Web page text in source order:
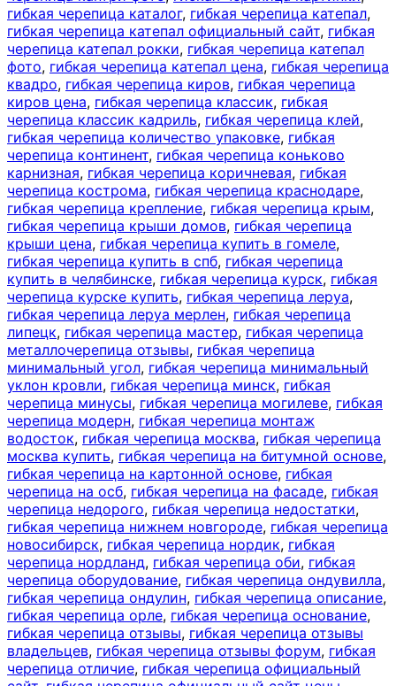
гибкая черепица каталог, гибкая черепица катепал,
гибкая черепица катепал официальный сайт, гибкая
черепица катепал рокки, гибкая черепица катепал
фото, гибкая черепица катепал цена, гибкая черепица
квадро, гибкая черепица киров, гибкая черепица
киров цена, гибкая черепица классик, гибкая
черепица классик кадриль, гибкая черепица клей,
гибкая черепица количество упаковке, гибкая
черепица континент, гибкая черепица коньково
карнизная, гибкая черепица коричневая, гибкая
черепица кострома, гибкая черепица краснодаре,
гибкая черепица крепление, гибкая черепица крым,
гибкая черепица крыши домов, гибкая черепица
крыши цена, гибкая черепица купить в гомеле,
гибкая черепица купить в спб, гибкая черепица
купить в челябинске, гибкая черепица курск, гибкая
черепица курске купить, гибкая черепица леруа,
гибкая черепица леруа мерлен, гибкая черепица
липецк, гибкая черепица мастер, гибкая черепица
металлочерепица отзывы, гибкая черепица
минимальный угол, гибкая черепица минимальный
уклон кровли, гибкая черепица минск, гибкая
черепица минусы, гибкая черепица могилеве, гибкая
черепица модерн, гибкая черепица монтаж
водосток, гибкая черепица москва, гибкая черепица
москва купить, гибкая черепица на битумной основе,
гибкая черепица на картонной основе, гибкая
черепица на осб, гибкая черепица на фасаде, гибкая
черепица недорого, гибкая черепица недостатки,
гибкая черепица нижнем новгороде, гибкая черепица
новосибирск, гибкая черепица нордик, гибкая
черепица нордланд, гибкая черепица оби, гибкая
черепица оборудование, гибкая черепица ондувилла,
гибкая черепица ондулин, гибкая черепица описание,
гибкая черепица орле, гибкая черепица основание,
гибкая черепица отзывы, гибкая черепица отзывы
владельцев, гибкая черепица отзывы форум, гибкая
черепица отличие, гибкая черепица официальный